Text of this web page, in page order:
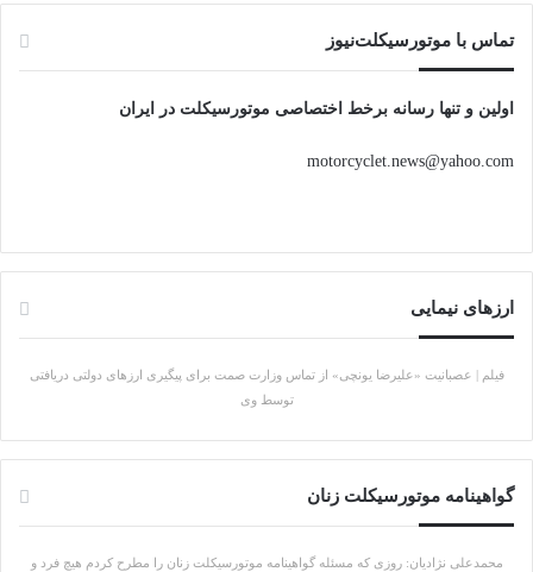
تماس با موتورسیکلت‌نیوز
اولین و تنها رسانه برخط اختصاصی موتورسیکلت در ایران
motorcyclet.news@yahoo.com
ارزهای نیمایی
فیلم | عصبانیت «علیرضا یونچی» از تماس وزارت صمت برای پیگیری ارزهای دولتی دریافتی
توسط وی
گواهینامه موتورسیکلت زنان
محمدعلی نژادیان: روزی که مسئله گواهینامه موتورسیکلت زنان را مطرح کردم هیچ فرد و